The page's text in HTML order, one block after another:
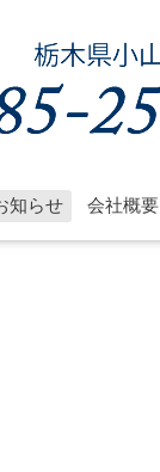
知らせ 会社概要